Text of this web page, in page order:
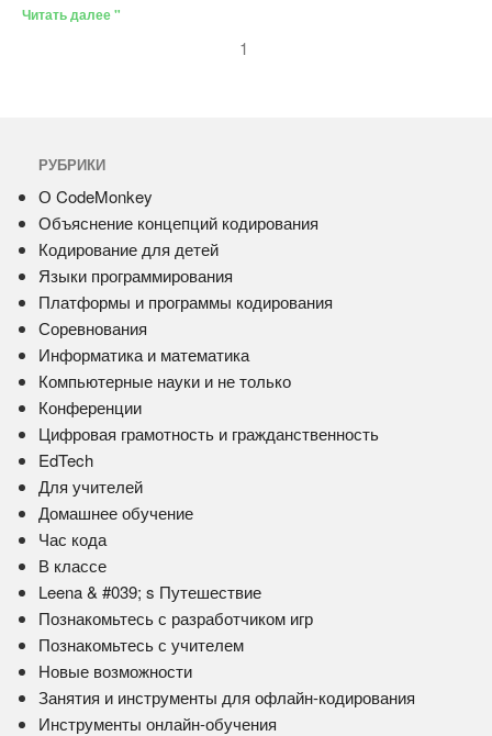
Читать далее "
1
РУБРИКИ
О CodeMonkey
Объяснение концепций кодирования
Кодирование для детей
Языки программирования
Платформы и программы кодирования
Соревнования
Информатика и математика
Компьютерные науки и не только
Конференции
Цифровая грамотность и гражданственность
EdTech
Для учителей
Домашнее обучение
Час кода
В классе
Leena & #039; s Путешествие
Познакомьтесь с разработчиком игр
Познакомьтесь с учителем
Новые возможности
Занятия и инструменты для офлайн-кодирования
Инструменты онлайн-обучения